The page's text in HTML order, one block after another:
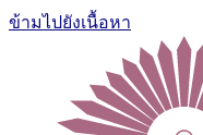
ข้ามไปยังเนื้อหา